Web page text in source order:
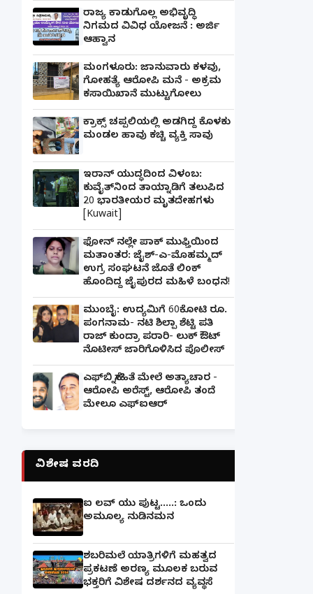
ರಾಜ್ಯ ಕಾಡುಗೊಲ್ಲ ಅಭಿವೃದ್ಧಿ
ನಿಗಮದ ವಿವಿಧ ಯೋಜನೆ : ಅರ್ಜಿ
ಆಹ್ವಾನ
ಮಂಗಳೂರು: ಜಾನುವಾರು ಕಳವು,
ಗೋಹತ್ಯೆ ಆರೋಪಿ ಮನೆ - ಅಕ್ರಮ
ಕಸಾಯಿಖಾನೆ ಮುಟ್ಟುಗೋಲು
ಕ್ರಾಕ್ಸ್ ಚಪ್ಪಲಿಯಲ್ಲಿ ಅಡಗಿದ್ದ ಕೊಳಕು
ಮಂಡಲ ಹಾವು ಕಚ್ಚಿ ವ್ಯಕ್ತಿ ಸಾವು
ಇರಾನ್ ಯುದ್ಧದಿಂದ ವಿಳಂಬ:
ಕುವೈತ್‌ನಿಂದ ತಾಯ್ನಾಡಿಗೆ ತಲುಪಿದ
20 ಭಾರತೀಯರ ಮೃತದೇಹಗಳು
[Kuwait]
ಫೋನ್ ನಲ್ಲೇ ಪಾಕ್ ಮುಫ್ತಿಯಿಂದ
ಮತಾಂತರ: ಜೈಶ್-ಎ-ಮೊಹಮ್ಮದ್
ಉಗ್ರ ಸಂಘಟನೆ ಜೊತೆ ಲಿಂಕ್
ಹೊಂದಿದ್ದ ಜೈಪುರದ ಮಹಿಳೆ ಬಂಧನ!
ಮುಂಬೈ: ಉದ್ಯಮಿಗೆ 60ಕೋಟಿ ರೂ.
ಪಂಗನಾಮ- ನಟಿ ಶಿಲ್ಪಾ ಶೆಟ್ಟಿ ಪತಿ
ರಾಜ್ ಕುಂದ್ರಾ ಪರಾರಿ- ಲುಕ್ ಔಟ್
ನೊಟೀಸ್ ಜಾರಿಗೊಳಿಸಿದ ಪೊಲೀಸ್
ಎಫ್‌ಬಿ ಸ್ನೇಹಿತೆ ಮೇಲೆ ಅತ್ಯಾಚಾರ -
ಆರೋಪಿ ಅರೆಸ್ಟ್, ಆರೋಪಿ ತಂದೆ
ಮೇಲೂ ಎಫ್ಐಆರ್
ವಿಶೇಷ ವರದಿ
ಐ ಲವ್ ಯು ಪುಟ್ಟ.....: ಒಂದು
ಅಮೂಲ್ಯ ನುಡಿನಮನ
ಶಬರಿಮಲೆ ಯಾತ್ರಿಗಳಿಗೆ ಮಹತ್ವದ
ಪ್ರಕಟಣೆ ಅರಣ್ಯ ಮೂಲಕ ಬರುವ
ಭಕ್ತರಿಗೆ ವಿಶೇಷ ದರ್ಶನದ ವ್ಯವಸ್ಥೆ